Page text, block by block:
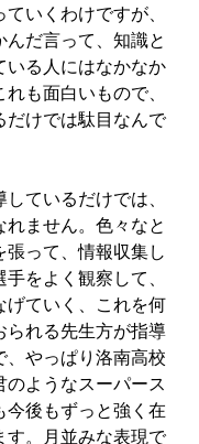
いくわけですが、
だ言って、知識と
いる人にはなかなか
も面白いもので、
だけでは駄目なんで
ているだけでは、
れません。色々なと
張って、情報収集し
をよく観察して、
げていく、これを何
られる先生方が指導
、やっぱり洛南高校
のようなスーパース
今後もずっと強く在
す。月並みな表現で